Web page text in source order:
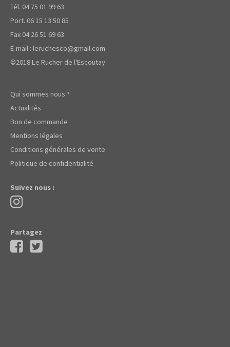
Tél. 04 75 01 99 63
Port. 06 15 13 50 85
Fax 04 26 51 69 63
E-mail : leruchesco@gmail.com
©2018 Le Rucher de l'Escoutay
Qui sommes nous ?
Actualités
Bon de commande
Mentions légales
Conditions générales de vente
Politique de confidentialité
Suivez nous :
Partagez